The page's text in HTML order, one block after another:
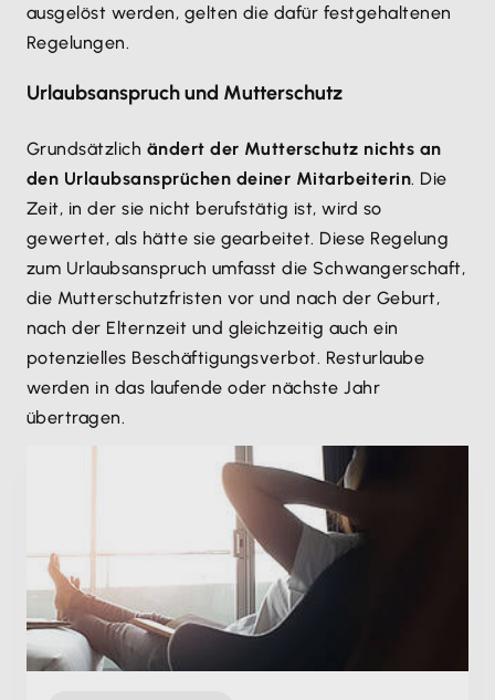
ausgelöst werden, gelten die dafür festgehaltenen
Regelungen.
Urlaubsanspruch und Mutterschutz
Grundsätzlich ändert der Mutterschutz nichts an
den Urlaubsansprüchen deiner Mitarbeiterin. Die
Zeit, in der sie nicht berufstätig ist, wird so
gewertet, als hätte sie gearbeitet. Diese Regelung
zum Urlaubsanspruch umfasst die Schwangerschaft,
die Mutterschutzfristen vor und nach der Geburt,
nach der Elternzeit und gleichzeitig auch ein
potenzielles Beschäftigungsverbot. Resturlaube
werden in das laufende oder nächste Jahr
übertragen.